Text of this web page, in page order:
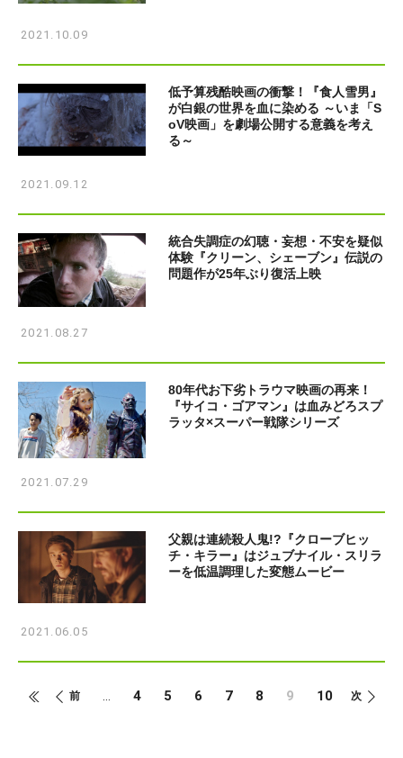
2021.10.09
低予算残酷映画の衝撃！『食人雪男』
が白銀の世界を血に染める ～いま「S
oV映画」を劇場公開する意義を考え
る～
2021.09.12
統合失調症の幻聴・妄想・不安を疑似
体験『クリーン、シェーブン』伝説の
問題作が25年ぶり復活上映
2021.08.27
80年代お下劣トラウマ映画の再来！
『サイコ・ゴアマン』は血みどろスプ
ラッタ×スーパー戦隊シリーズ
2021.07.29
父親は連続殺人鬼!?『クローブヒッ
チ・キラー』はジュブナイル・スリラ
ーを低温調理した変態ムービー
2021.06.05
前 ... 4 5 6 7 8 9 10 次